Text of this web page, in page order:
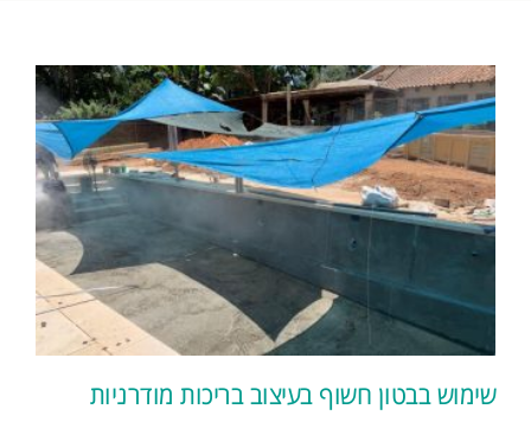
שימוש בבטון חשוף בעיצוב בריכות מודרניות